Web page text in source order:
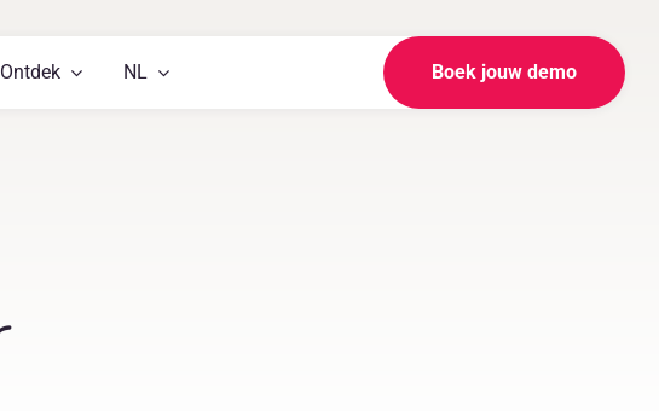
Ontdek NL Boek jouw demo